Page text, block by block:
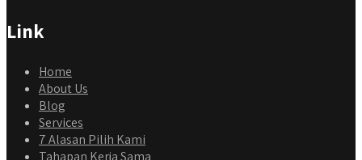
Link
Home
About Us
Blog
Services
7 Alasan Pilih Kami